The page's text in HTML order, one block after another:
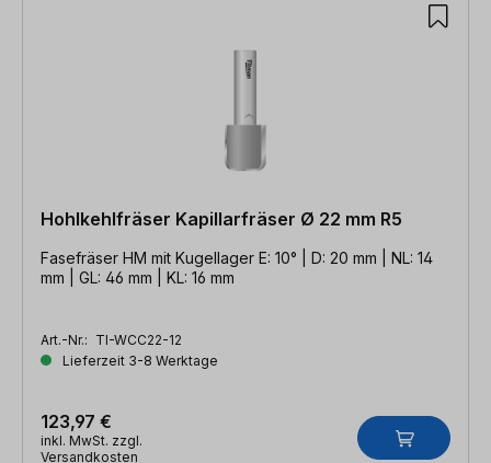
Hohlkehlfräser Kapillarfräser Ø 22 mm R5
Fasefräser HM mit Kugellager E: 10° | D: 20 mm | NL: 14
mm | GL: 46 mm | KL: 16 mm
Art.-Nr.: TI-WCC22-12
Lieferzeit 3-8 Werktage
123,97 €
inkl. MwSt. zzgl.
Versandkosten